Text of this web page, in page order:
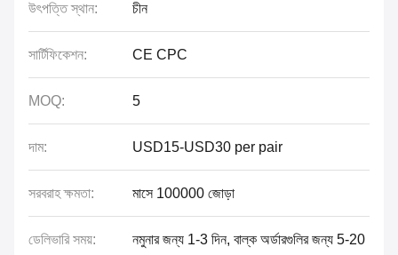
উৎপত্তি স্থান: চীন
সার্টিফিকেশন: CE CPC
MOQ: 5
দাম: USD15-USD30 per pair
সরবরাহ ক্ষমতা: মাসে 100000 জোড়া
ডেলিভারি সময়:
নমুনার জন্য 1-3 দিন, বাল্ক অর্ডারগুলির জন্য 5-20